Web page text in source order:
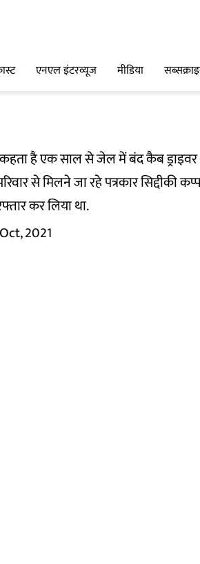
एनएल इंटरव्यूज मीडिया
है एक साल से जेल में बंद कैब
से मिलने जा रहे पत्रकार
कर लिया था.
2021